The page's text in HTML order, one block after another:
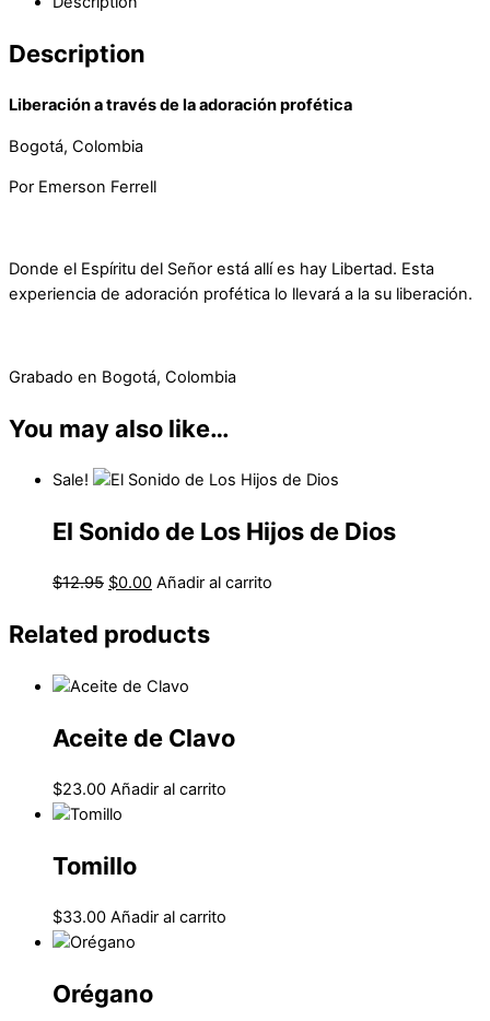
Description
Liberación a través de la adoración profética
Bogotá, Colombia
Por Emerson Ferrell
Donde el Espíritu del Señor está allí es hay Libertad. Esta
experiencia de adoración profética lo llevará a la su liberación.
Grabado en Bogotá, Colombia
You may also like…
Sale!
El Sonido de Los Hijos de Dios
$12.95 $0.00 Añadir al carrito
Related products
Aceite de Clavo
$23.00 Añadir al carrito
Tomillo
$33.00 Añadir al carrito
Orégano